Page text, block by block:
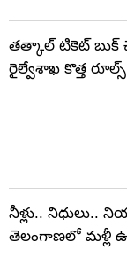
తత్కాల్ టికెట్ బుక్
రైల్వేశాఖ కొత్త రూల్స్
నీళ్లు.. నిధులు..
తెలంగాణలో మళ్లీ